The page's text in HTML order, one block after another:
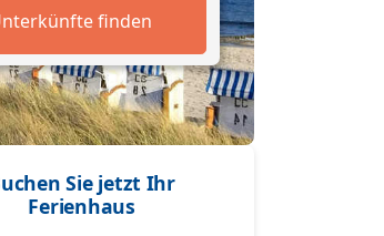
finden
Sie jetzt Ihr
Ferienhaus